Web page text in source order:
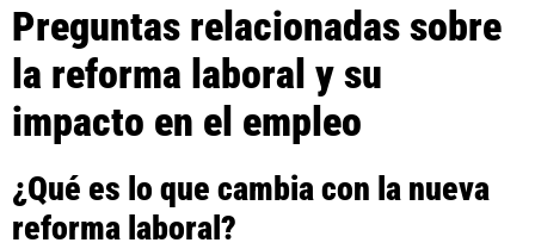
Preguntas relacionadas sobre
la reforma laboral y su
impacto en el empleo
¿Qué es lo que cambia con la nueva
reforma laboral?